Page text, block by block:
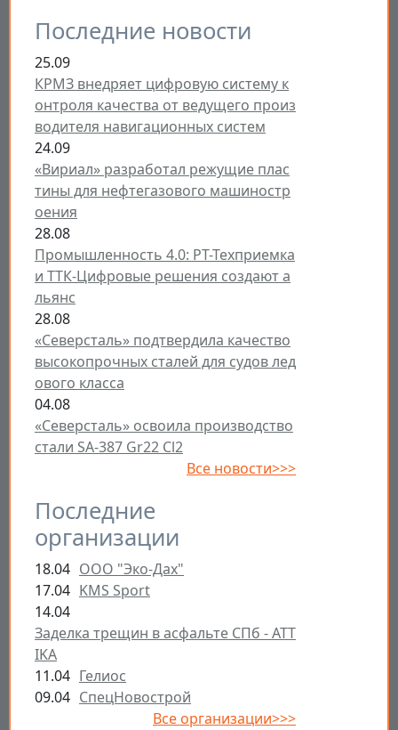
Последние новости
25.09
КРМЗ внедряет цифровую систему к
онтроля качества от ведущего произ
водителя навигационных систем
24.09
«Вириал» разработал режущие плас
тины для нефтегазового машиностр
оения
28.08
Промышленность 4.0: РТ-Техприемка
и ТТК-Цифровые решения создают а
льянс
28.08
«Северсталь» подтвердила качество
высокопрочных сталей для судов лед
ового класса
04.08
«Северсталь» освоила производство
стали SA-387 Gr22 Cl2
Все новости>>>
Последние
организации
18.04 ООО "Эко-Дах"
17.04 KMS Sport
14.04
Заделка трещин в асфальте СПб - ATT
IKA
11.04 Гелиос
09.04 СпецНовострой
Все организации>>>